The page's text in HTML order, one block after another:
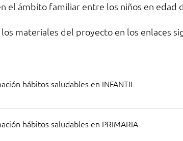
el ámbito familiar entre los niños en edad
materiales del proyecto en los enlaces
hábitos saludables en INFANTIL
hábitos saludables en PRIMARIA